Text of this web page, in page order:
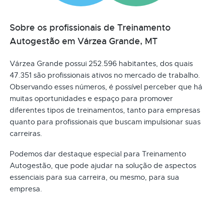
Sobre os profissionais de Treinamento
Autogestão em Várzea Grande, MT
Várzea Grande possui 252.596 habitantes, dos quais
47.351 são profissionais ativos no mercado de trabalho.
Observando esses números, é possível perceber que há
muitas oportunidades e espaço para promover
diferentes tipos de treinamentos, tanto para empresas
quanto para profissionais que buscam impulsionar suas
carreiras.
Podemos dar destaque especial para Treinamento
Autogestão, que pode ajudar na solução de aspectos
essenciais para sua carreira, ou mesmo, para sua
empresa.